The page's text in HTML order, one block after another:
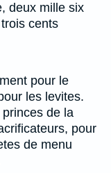
deux mille six
cents
pour le
les levites.
de la
pour
de menu